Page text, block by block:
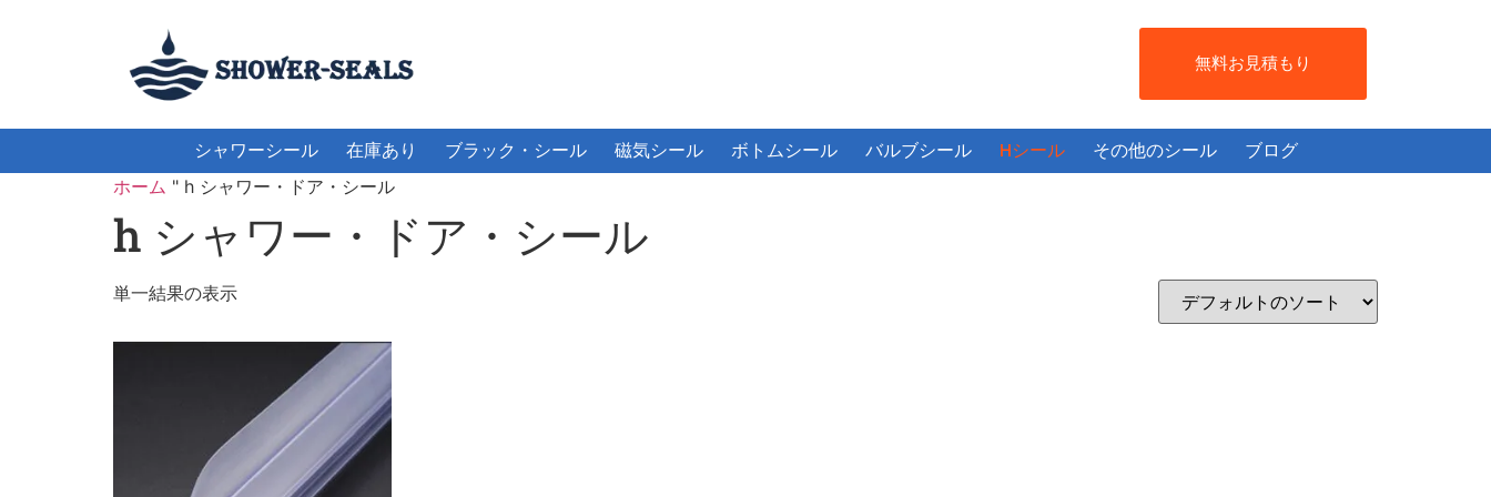
無料お見積もり
シャワーシール 在庫あり ブラック・シール 磁気シール ボトムシール バルブシール Hシール その他のシール ブログ
ホーム " h シャワー・ドア・シール
h シャワー・ドア・シール
単一結果の表示